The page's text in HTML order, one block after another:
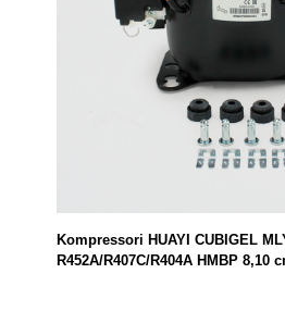
Kompressori HUAYI CUBIGEL
R452A/R407C/R404A HMBP 8,10